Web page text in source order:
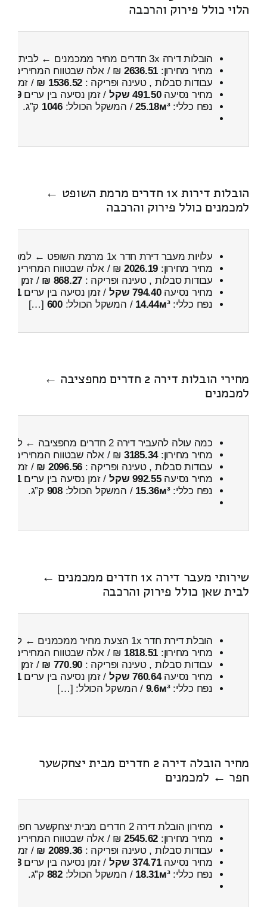
הלוי כולל פירוק והרכבה
הובלות דירה 3x חדרים מחיר ממכמנים ← לבית הלוי
מחיר מחירון: 2636.51 ₪ / אלה שבטווח המחירים
עבודות סבלות , טעינה ופריקה : 1536.52 ₪ / זמן :
מחיר נסיעה491.50 שקל / זמן נסיעה בין ערים49 דקות
נפח כללי:25.18м³/ המשקל הכולל:1046 ק”ג.
הובלות דירות 1x חדרים מרמת השופט ←
למכמנים כולל פירוק והרכבה
עלויות מעבר דירת חדר 1x מרמת השופט ← למכמנים
מחיר מחירון: 2026.19 ₪ / אלה שבטווח המחירים
עבודות סבלות , טעינה ופריקה : 868.27 ₪ / זמן :
מחיר נסיעה794.40 שקל / זמן נסיעה בין ערים1 שעות , 3 דקות
נפח כללי:14.44м³ / המשקל הכולל:600
[…]
מחירי הובלות דירה 2 חדרים מחפציבה ←
למכמנים
כמה עולה להעביר דירה 2 חדרים מחפציבה ← למכמנים
מחיר מחירון:3185.34 ₪ / אלה שבטווח המחירים
עבודות סבלות , טעינה ופריקה : 2096.56 ₪ / זמן :
מחיר נסיעה992.55 שקל / זמן נסיעה בין ערים1 שעות , 30 דקות
נפח כללי:15.36м³ / המשקל הכולל:908 ק”ג.
שירותי מעבר דירה 1x חדרים ממכמנים ←
לבית שאן כולל פירוק והרכבה
הובלת דירת חדר 1x הצעת מחיר ממכמנים ← לבית שאן
מחיר מחירון: 1818.51 ₪ / אלה שבטווח המחירים
עבודות סבלות , טעינה ופריקה : 770.90 ₪ / זמן :
מחיר נסיעה760.64 שקל / זמן נסיעה בין ערים1 שעות , 17 דקות
נפח כללי:9.6м³ / המשקל הכולל: […]
מחיר הובלה דירה 2 חדרים מבית יצחקשער
חפר ← למכמנים
מחירון הובלת דירה 2 חדרים מבית יצחקשער חפר ← למכמנים
מחיר מחירון: 2545.62 ₪ / אלה שבטווח המחירים
עבודות סבלות , טעינה ופריקה : 2089.36 ₪ / זמן :
מחיר נסיעה374.71 שקל / זמן נסיעה בין ערים38 דקות
נפח כללי:18.31м³ / המשקל הכולל:882 ק”ג.